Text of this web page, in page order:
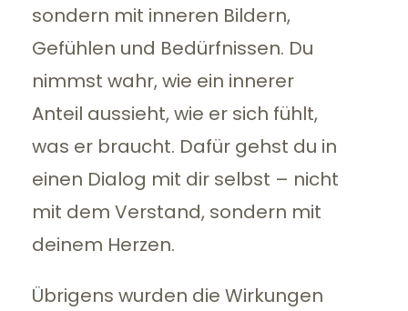
sondern mit inneren Bildern,
Gefühlen und Bedürfnissen. Du
nimmst wahr, wie ein innerer
Anteil aussieht, wie er sich fühlt,
was er braucht. Dafür gehst du in
einen Dialog mit dir selbst – nicht
mit dem Verstand, sondern mit
deinem Herzen.
Übrigens wurden die Wirkungen